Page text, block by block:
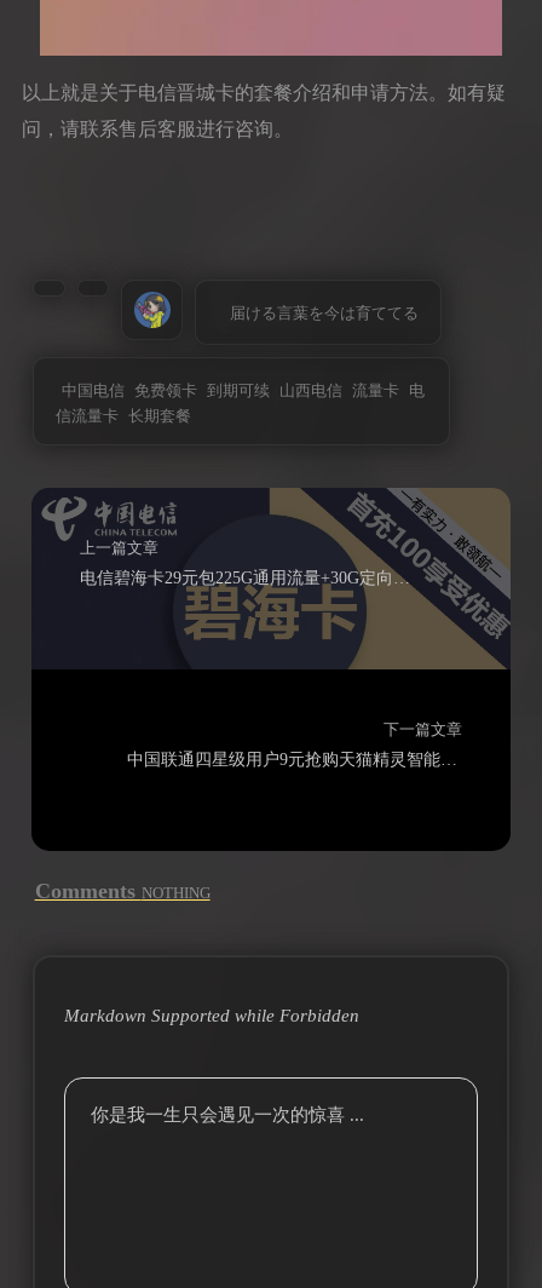
以上就是关于电信晋城卡的套餐介绍和申请方法。如有疑
问，请联系售后客服进行咨询。
届ける言葉を今は育ててる
中国电信 免费领卡 到期可续 山西电信 流量卡 电
信流量卡 长期套餐
上一篇文章
电信碧海卡29元包225G通用流量+30G定向流量+通话0.1元/分钟
下一篇文章
中国联通四星级用户9元抢购天猫精灵智能音箱方糖3
Comments NOTHING
Markdown Supported while Forbidden
你是我一生只会遇见一次的惊喜 ...